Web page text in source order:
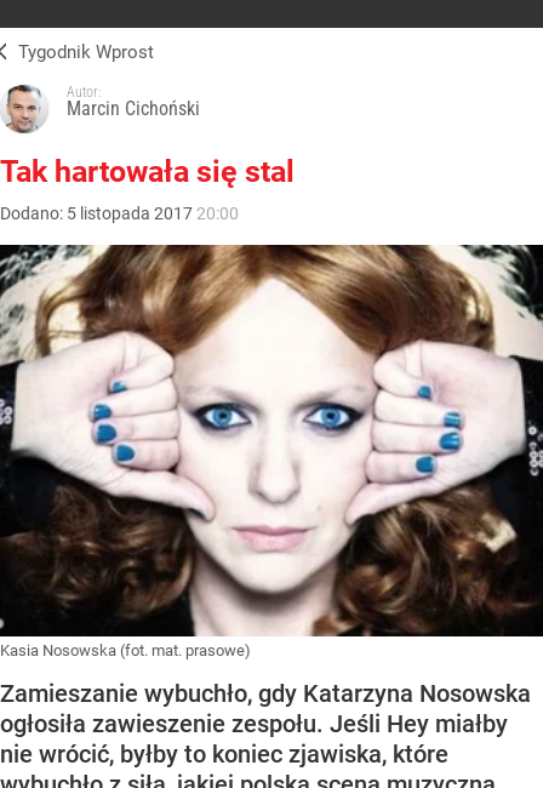
Tygodnik Wprost
Autor:
Marcin Cichoński
Tak hartowała się stal
Dodano: 5 listopada 2017 20:00
Kasia Nosowska (fot. mat. prasowe)
Zamieszanie wybuchło, gdy Katarzyna Nosowska
ogłosiła zawieszenie zespołu. Jeśli Hey miałby
nie wrócić, byłby to koniec zjawiska, które